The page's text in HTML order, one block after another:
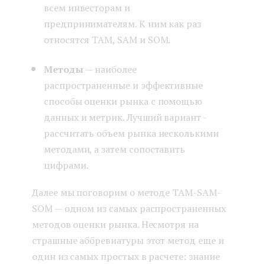
всем инвесторам и
предпринимателям. К ним как раз
относятся TAM, SAM и SOM.
Методы — наиболее
распространенные и эффективные
способы оценки рынка с помощью
данных и метрик. Лучший вариант -
рассчитать объем рынка несколькими
методами, а затем сопоставить
цифрами.
Далее мы поговорим о методе TAM-SAM-
SOM — одном из самых распространенных
методов оценки рынка. Несмотря на
страшные аббревиатуры этот метод еще и
один из самых простых в расчете: знание